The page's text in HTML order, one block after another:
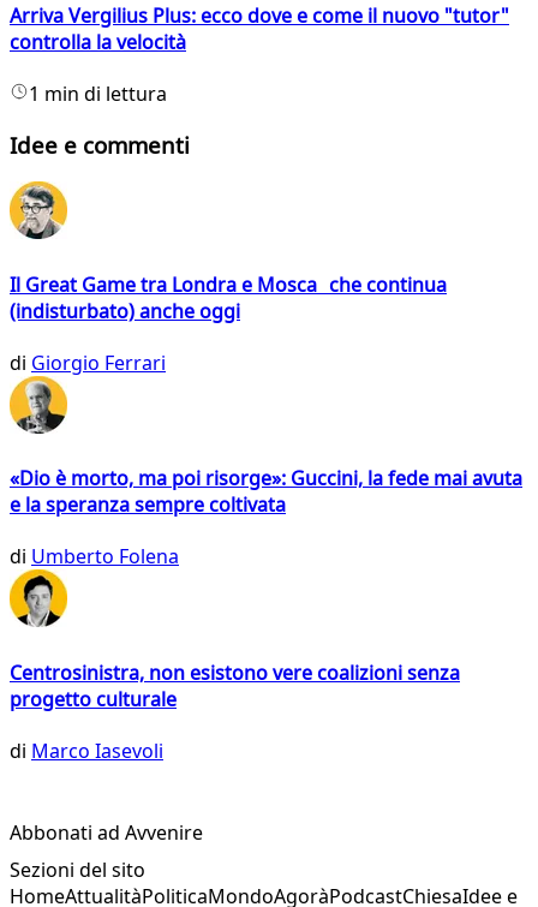
Arriva Vergilius Plus: ecco dove e come il nuovo "tutor"
controlla la velocità
1 min di lettura
Idee e commenti
Il Great Game tra Londra e Mosca che continua
(indisturbato) anche oggi
di Giorgio Ferrari
«Dio è morto, ma poi risorge»: Guccini, la fede mai avuta
e la speranza sempre coltivata
di Umberto Folena
Centrosinistra, non esistono vere coalizioni senza
progetto culturale
di Marco Iasevoli
Abbonati ad Avvenire
Sezioni del sito
HomeAttualitàPoliticaMondoAgoràPodcastChiesaIdee e